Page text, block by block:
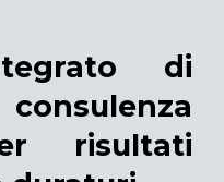
di
risultati